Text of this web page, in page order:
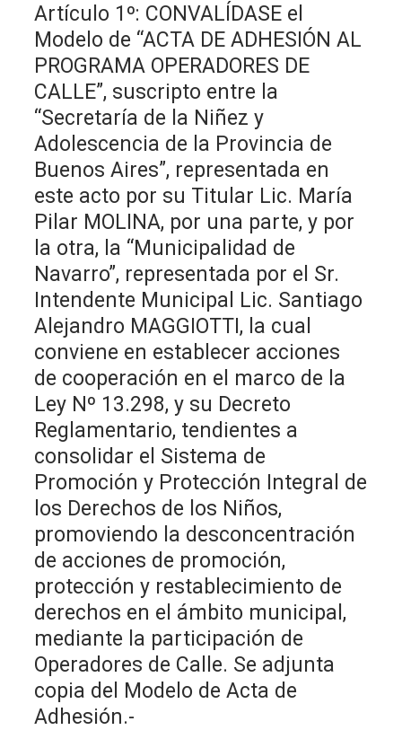
Artículo 1º: CONVALÍDASE el
Modelo de “ACTA DE ADHESIÓN AL
PROGRAMA OPERADORES DE
CALLE”, suscripto entre la
“Secretaría de la Niñez y
Adolescencia de la Provincia de
Buenos Aires”, representada en
este acto por su Titular Lic. María
Pilar MOLINA, por una parte, y por
la otra, la “Municipalidad de
Navarro”, representada por el Sr.
Intendente Municipal Lic. Santiago
Alejandro MAGGIOTTI, la cual
conviene en establecer acciones
de cooperación en el marco de la
Ley Nº 13.298, y su Decreto
Reglamentario, tendientes a
consolidar el Sistema de
Promoción y Protección Integral de
los Derechos de los Niños,
promoviendo la desconcentración
de acciones de promoción,
protección y restablecimiento de
derechos en el ámbito municipal,
mediante la participación de
Operadores de Calle. Se adjunta
copia del Modelo de Acta de
Adhesión.-